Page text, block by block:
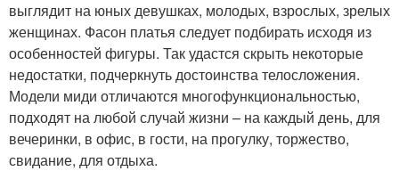
выглядит на юных девушках, молодых, взрослых, зрелых
женщинах. Фасон платья следует подбирать исходя из
особенностей фигуры. Так удастся скрыть некоторые
недостатки, подчеркнуть достоинства телосложения.
Модели миди отличаются многофункциональностью,
подходят на любой случай жизни – на каждый день, для
вечеринки, в офис, в гости, на прогулку, торжество,
свидание, для отдыха.